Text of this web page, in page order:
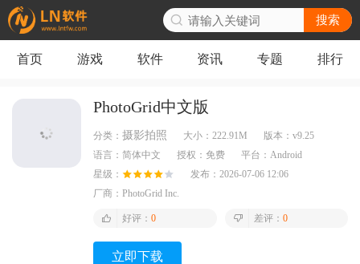
搜索
首页 游戏 软件 资讯 专题 排行
PhotoGrid中文版
分类： 摄影拍照 大小： 222.91M 版本： v9.25
语言： 简体中文 授权： 免费 平台： Android
星级：
发布： 2026-07-06 12:06
厂商： PhotoGrid Inc.
好评： 0 差评： 0
立即下载